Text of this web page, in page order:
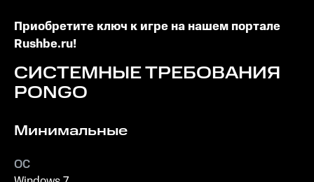
Приобретите ключ к игре на нашем портале
Rushbe.ru!
СИСТЕМНЫЕ ТРЕБОВАНИЯ
PONGO
Минимальные
ОС